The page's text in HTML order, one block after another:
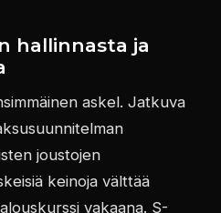
hallinnasta ja
askel. Jatkuva
joustojen
keinoja välttää
vakaana. S-